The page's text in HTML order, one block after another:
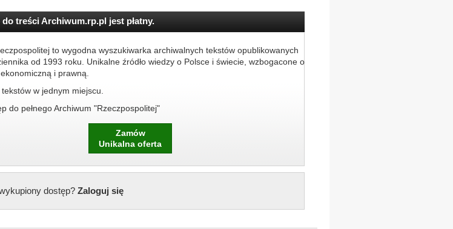
do treści Archiwum.rp.pl jest płatny.
to wygodna wyszukiwarka archiwalnych tekstów opublikowanych
od 1993 roku. Unikalne źródło wiedzy o Polsce i świecie, wzbogacone o
i prawną.
w jednym miejscu.
do pełnego Archiwum "Rzeczpospolitej"
Zamów
Unikalna oferta
dostęp?Zaloguj się